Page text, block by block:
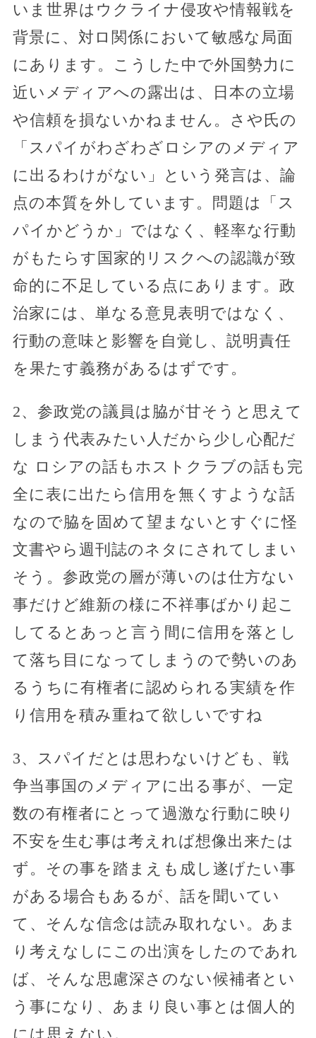
いま世界はウクライナ侵攻や情報戦を
背景に、対ロ関係において敏感な局面
にあります。こうした中で外国勢力に
近いメディアへの露出は、日本の立場
や信頼を損ないかねません。さや氏の
「スパイがわざわざロシアのメディア
に出るわけがない」という発言は、論
点の本質を外しています。問題は「ス
パイかどうか」ではなく、軽率な行動
がもたらす国家的リスクへの認識が致
命的に不足している点にあります。政
治家には、単なる意見表明ではなく、
行動の意味と影響を自覚し、説明責任
を果たす義務があるはずです。
2、参政党の議員は脇が甘そうと思えて
しまう代表みたい人だから少し心配だ
な ロシアの話もホストクラブの話も完
全に表に出たら信用を無くすような話
なので脇を固めて望まないとすぐに怪
文書やら週刊誌のネタにされてしまい
そう。参政党の層が薄いのは仕方ない
事だけど維新の様に不祥事ばかり起こ
してるとあっと言う間に信用を落とし
て落ち目になってしまうので勢いのあ
るうちに有権者に認められる実績を作
り信用を積み重ねて欲しいですね
3、スパイだとは思わないけども、戦
争当事国のメディアに出る事が、一定
数の有権者にとって過激な行動に映り
不安を生む事は考えれば想像出来たは
ず。その事を踏まえも成し遂げたい事
がある場合もあるが、話を聞いてい
て、そんな信念は読み取れない。あま
り考えなしにこの出演をしたのであれ
ば、そんな思慮深さのない候補者とい
う事になり、あまり良い事とは個人的
には思えない。